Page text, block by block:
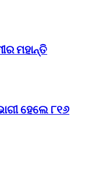
ମହାନ୍ତି
ହେଲେ ୮୧୬